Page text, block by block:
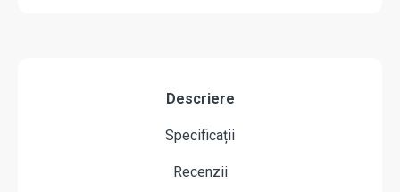
Descriere
Specificații
Recenzii